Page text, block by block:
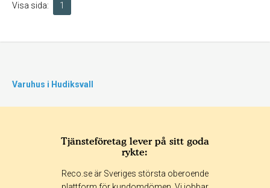
Visa sida: 1
Varuhus i Hudiksvall
Tjänsteföretag lever på sitt goda
rykte:
Reco.se är Sveriges största oberoende